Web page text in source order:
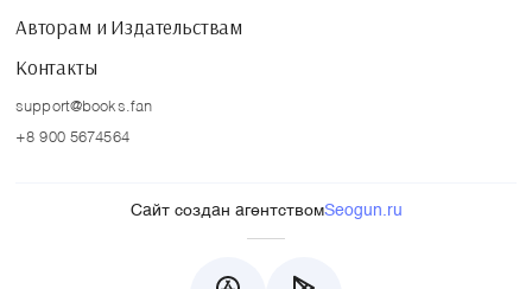
Авторам и Издательствам
Контакты
support@books.fan
+8 900 5674564
Сайт создан агентствомSeogun.ru